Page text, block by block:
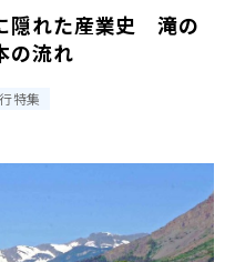
隠れた産業史 滝の
の流れ
特集